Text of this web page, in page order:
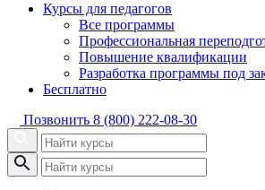
Курсы для педагогов
Все программы
Профессиональная
Повышение квалификации
Разработка программы под
Бесплатно
Позвонить 8 (800) 222-08-30